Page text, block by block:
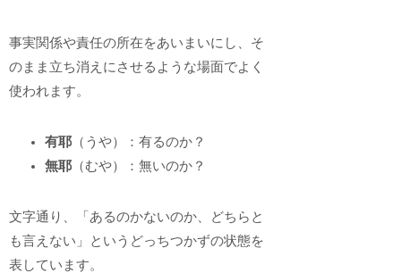
事実関係や責任の所在をあいまいにし、そ
のまま立ち消えにさせるような場面でよく
使われます。
有耶 （うや）：有るのか？
無耶 （むや）：無いのか？
文字通り、「あるのかないのか、どちらと
も言えない」というどっちつかずの状態を
表しています。